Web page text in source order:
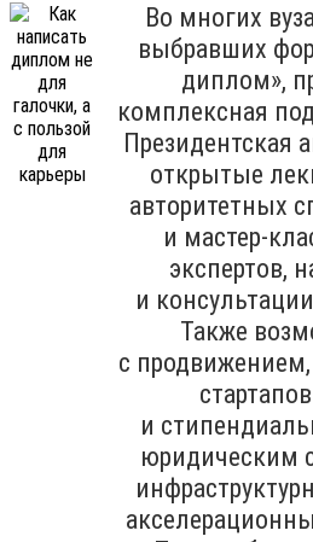
Во многих
выбравших
диплом»,
комплексная
Президентская
открытые
авторитетных
и мастер-
экспертов,
и
Также
с
и
юридическим